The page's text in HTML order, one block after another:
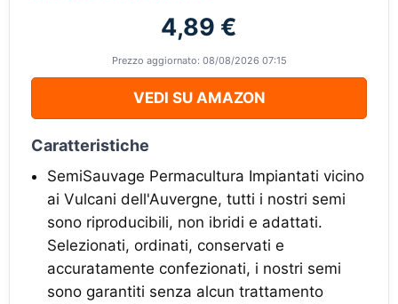
4,89 €
Prezzo aggiornato: 08/08/2026 07:15
VEDI SU AMAZON
Caratteristiche
SemiSauvage Permacultura Impiantati vicino
ai Vulcani dell'Auvergne, tutti i nostri semi
sono riproducibili, non ibridi e adattati.
Selezionati, ordinati, conservati e
accuratamente confezionati, i nostri semi
sono garantiti senza alcun trattamento